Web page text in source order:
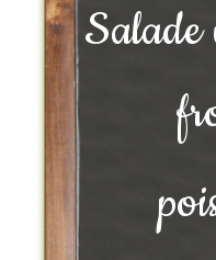
Salade